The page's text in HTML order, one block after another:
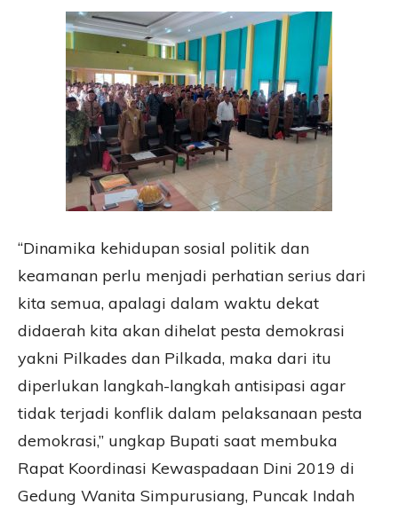
“Dinamika kehidupan sosial politik dan
keamanan perlu menjadi perhatian serius dari
kita semua, apalagi dalam waktu dekat
didaerah kita akan dihelat pesta demokrasi
yakni Pilkades dan Pilkada, maka dari itu
diperlukan langkah-langkah antisipasi agar
tidak terjadi konflik dalam pelaksanaan pesta
demokrasi,” ungkap Bupati saat membuka
Rapat Koordinasi Kewaspadaan Dini 2019 di
Gedung Wanita Simpurusiang, Puncak Indah